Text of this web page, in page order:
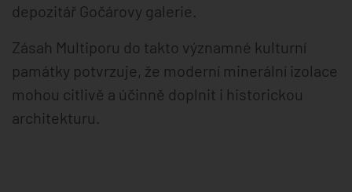
depozitář Gočárovy galerie.
Zásah Multiporu do takto významné kulturní
památky potvrzuje, že moderní minerální izolace
mohou citlivě a účinně doplnit i historickou
architekturu.